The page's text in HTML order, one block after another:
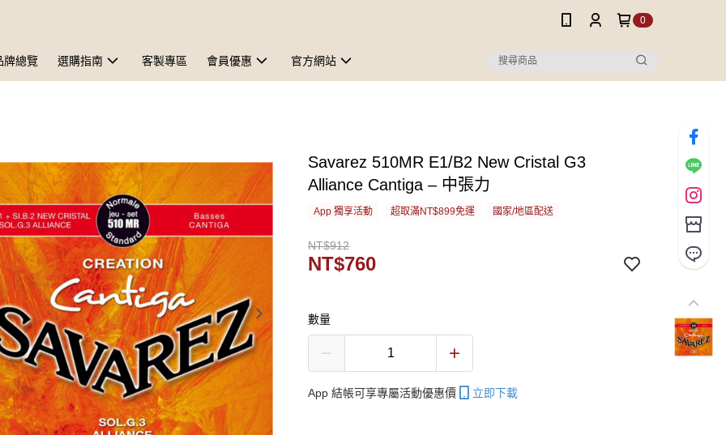
0
牌總覽 選購指南 客製專區 會員優惠 官方網站
Savarez 510MR E1/B2 New Cristal G3
Alliance Cantiga – 中張力
App 獨享活動 超取滿NT$899免運 國家/地區配送
NT$912
NT$760
數量
App 結帳可享專屬活動優惠價 立即下載